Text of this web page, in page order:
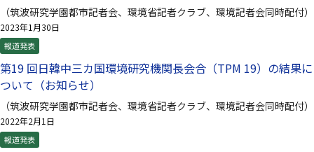
（筑波研究学園都市記者会、環境省記者クラブ、環境記者会同時配付）
2023年1月30日
報道発表
第19 回⽇韓中三カ国環境研究機関⻑会合（TPM 19）の結果に
ついて（お知らせ）
（筑波研究学園都市記者会、環境省記者クラブ、環境記者会同時配付）
2022年2月1日
報道発表